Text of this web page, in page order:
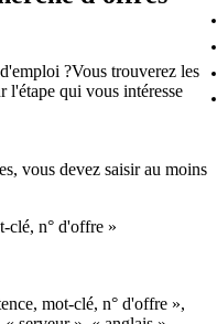
?Vous trouverez les
l'étape qui vous intéresse
vous devez saisir au moins
clé, n° d'offre »
mot-clé, n° d'offre »,